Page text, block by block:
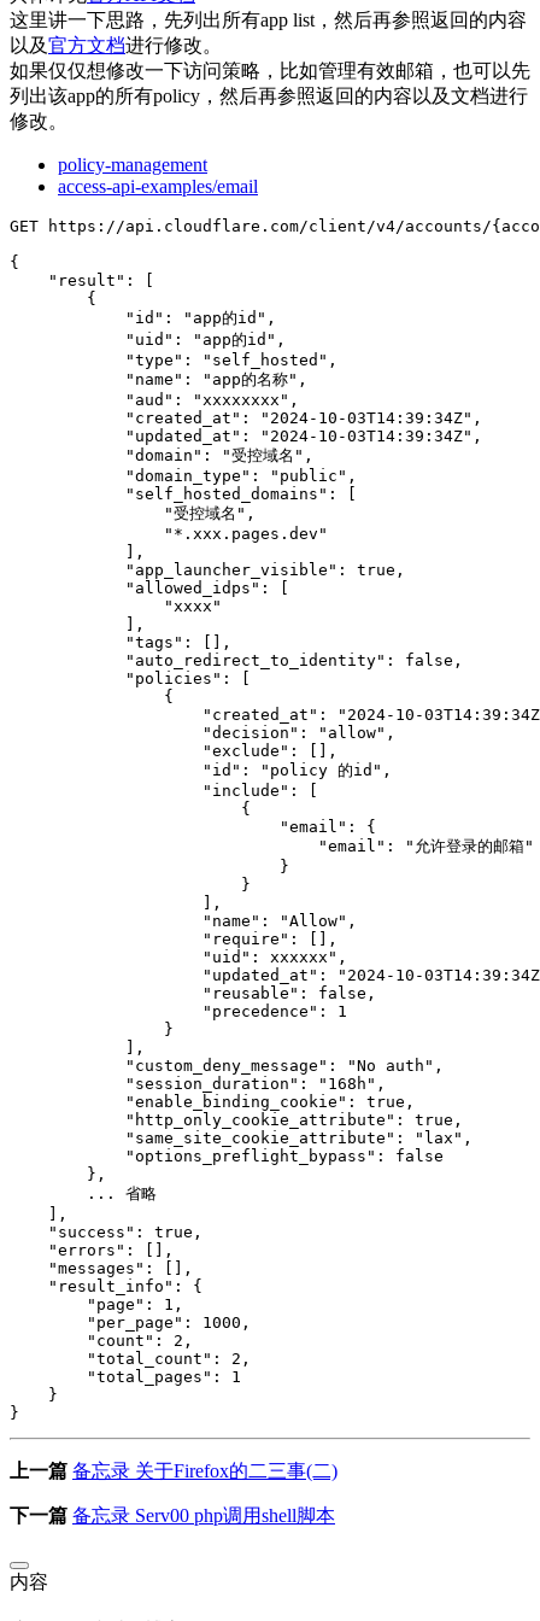
这里讲一下思路，先列出所有app list，然后再参照返回的内容
以及官方文档进行修改。
如果仅仅想修改一下访问策略，比如管理有效邮箱，也可以先
列出该app的所有policy，然后再参照返回的内容以及文档进行
修改。
policy-management
access-api-examples/email
GET https://api.cloudflare.com/client/v4/accounts/
{
    "result": [
        {
            "id": "app的id",
            "uid": "app的id",
            "type": "self_hosted",
            "name": "app的名称",
            "aud": "xxxxxxxx",
            "created_at": "2024-10-03T14:39:34Z",
            "updated_at": "2024-10-03T14:39:34Z",
            "domain": "受控域名",
            "domain_type": "public",
            "self_hosted_domains": [
                "受控域名",
                "*.xxx.pages.dev"
            ],
            "app_launcher_visible": true,
            "allowed_idps": [
                "xxxx"
            ],
            "tags": [],
            "auto_redirect_to_identity": false,
            "policies": [
                {
"created_at": "2024-10-
                    "decision": "allow",
                    "exclude": [],
                    "id": "policy 的id",
                    "include": [
                        {
                            "email": {
                                "email": "允许登录的邮箱"
                            }
                        }
                    ],
                    "name": "Allow",
                    "require": [],
                    "uid": xxxxxx",
"updated_at": "2024-10-
                    "reusable": false,
                    "precedence": 1
                }
            ],
            "custom_deny_message": "No auth",
            "session_duration": "168h",
            "enable_binding_cookie": true,
            "http_only_cookie_attribute": true,
            "same_site_cookie_attribute": "lax",
            "options_preflight_bypass": false
        },
        ... 省略
    ],
    "success": true,
    "errors": [],
    "messages": [],
    "result_info": {
        "page": 1,
        "per_page": 1000,
        "count": 2,
        "total_count": 2,
        "total_pages": 1
    }
上一篇 备忘录 关于Firefox的二三事(二)
下一篇 备忘录 Serv00 php调用shell脚本
内容